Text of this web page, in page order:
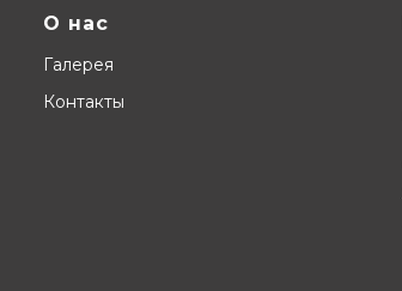
О нас
Галерея
Контакты